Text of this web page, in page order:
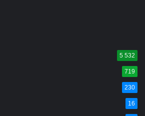
pod kostelem
u dveří kostela
Šluknově
u dveří kostela
Šluknově
5 532
719
230
16